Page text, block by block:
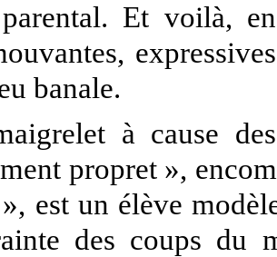
parental. Et voilà,
banale.
à cause
propret »,
est un élève
des coups du